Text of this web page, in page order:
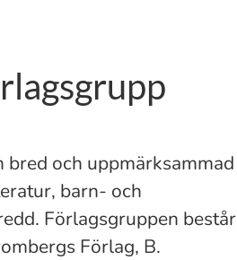
bred och uppmärksammad
barn- och
Förlagsgruppen består
Förlag, B.